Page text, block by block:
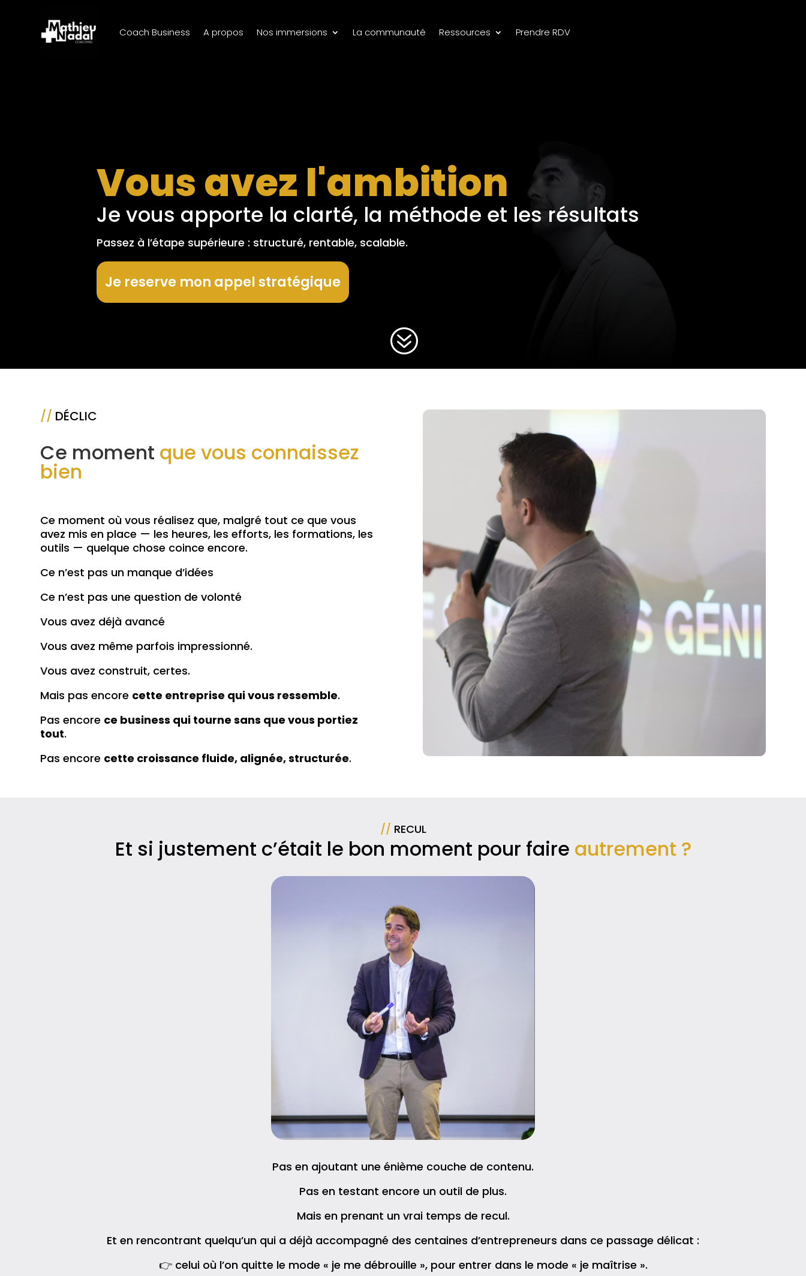
Coach Business A propos Nos immersions La communauté Ressources Prendre RDV
Vous avez l'ambition
Je vous apporte la clarté, la méthode et les résultats
Passez à l’étape supérieure : structuré, rentable, scalable.
Je reserve mon appel stratégique
?
// DÉCLIC
Ce moment que vous connaissez
bien
Ce moment où vous réalisez que, malgré tout ce que vous
avez mis en place — les heures, les efforts, les formations, les
outils — quelque chose coince encore.
Ce n’est pas un manque d’idées
Ce n’est pas une question de volonté
Vous avez déjà avancé
Vous avez même parfois impressionné.
Vous avez construit, certes.
Mais pas encore cette entreprise qui vous ressemble.
Pas encore ce business qui tourne sans que vous portiez
tout.
Pas encore cette croissance fluide, alignée, structurée.
// RECUL
Et si justement c’était le bon moment pour faire autrement ?
Pas en ajoutant une énième couche de contenu.
Pas en testant encore un outil de plus.
Mais en prenant un vrai temps de recul.
Et en rencontrant quelqu’un qui a déjà accompagné des centaines d’entrepreneurs dans ce passage délicat :
👉 celui où l’on quitte le mode « je me débrouille », pour entrer dans le mode « je maîtrise ».